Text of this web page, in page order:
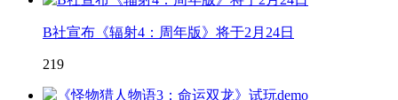
B社宣布《辐射4：周年版》将于2月24日
219